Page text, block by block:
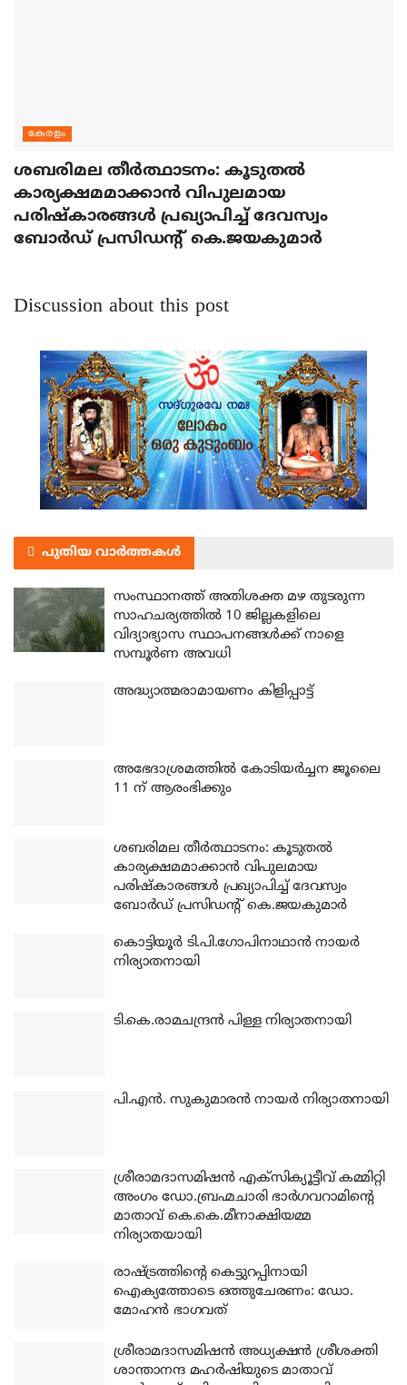
കേരളം
ശബരിമല തീര്‍ത്ഥാടനം: കൂടുതല്‍
കാര്യക്ഷമമാക്കാന്‍ വിപുലമായ
പരിഷ്‌കാരങ്ങള്‍ പ്രഖ്യാപിച്ച് ദേവസ്വം
ബോര്‍ഡ് പ്രസിഡന്റ് കെ.ജയകുമാര്‍
Discussion about this post
പുതിയ വാർത്തകൾ
സംസ്ഥാനത്ത് അതിശക്ത മഴ തുടരുന്ന
സാഹചര്യത്തിൽ 10 ജില്ലകളിലെ
വിദ്യാഭ്യാസ സ്ഥാപനങ്ങൾക്ക് നാളെ
സമ്പൂർണ അവധി
അദ്ധ്യാത്മരാമായണം കിളിപ്പാട്ട്
അഭേദാശ്രമത്തില്‍ കോടിയര്‍ച്ചന ജൂലൈ
11 ന് ആരംഭിക്കും
ശബരിമല തീര്‍ത്ഥാടനം: കൂടുതല്‍
കാര്യക്ഷമമാക്കാന്‍ വിപുലമായ
പരിഷ്‌കാരങ്ങള്‍ പ്രഖ്യാപിച്ച് ദേവസ്വം
ബോര്‍ഡ് പ്രസിഡന്റ് കെ.ജയകുമാര്‍
കൊട്ടിയൂര്‍ ടി.പി.ഗോപിനാഥാന്‍ നായര്‍
നിര്യാതനായി
ടി.കെ.രാമചന്ദ്രന്‍ പിള്ള നിര്യാതനായി
പി.എന്‍. സുകുമാരന്‍ നായര്‍ നിര്യാതനായി
ശ്രീരാമദാസമിഷന്‍ എക്‌സിക്യൂട്ടീവ് കമ്മിറ്റി
അംഗം ഡോ.ബ്രഹ്മചാരി ഭാര്‍ഗവറാമിന്റെ
മാതാവ് കെ.കെ.മീനാക്ഷിയമ്മ
നിര്യാതയായി
രാഷ്ട്രത്തിന്റെ കെട്ടുറപ്പിനായി
ഐക്യത്തോടെ ഒത്തുചേരണം: ഡോ.
മോഹന്‍ ഭാഗവത്
ശ്രീരാമദാസമിഷന്‍ അധ്യക്ഷന്‍ ശ്രീശക്തി
ശാന്താനന്ദ മഹര്‍ഷിയുടെ മാതാവ്